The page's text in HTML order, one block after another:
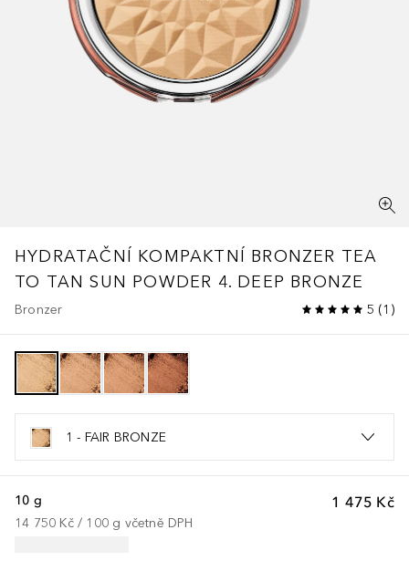
HYDRATAČNÍ KOMPAKTNÍ BRONZER TEA
TO TAN SUN POWDER 4. DEEP BRONZE
Bronzer 5 (1 )
1 - FAIR BRONZE
1 475 Kč
10 g
14 750 Kč / 100 g včetně DPH